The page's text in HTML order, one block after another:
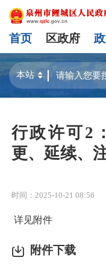
首页 区政府
行政许可2
更、延续、
时间：2025-10-21 08:56
详见附件
附件下载